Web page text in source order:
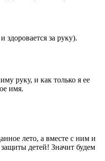
за руку).
руку, и как только я ее
имя.
лето, а вместе с ним и
детей! Значит будем